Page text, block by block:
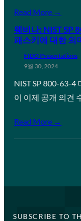
Read More →
웨비나: NIST SP
패스키에 대한 의
FIDO Presentations
9월 30, 2024
NIST SP 800-63-4
이 이제 공개 의견
Read More →
SUBSCRIBE TO